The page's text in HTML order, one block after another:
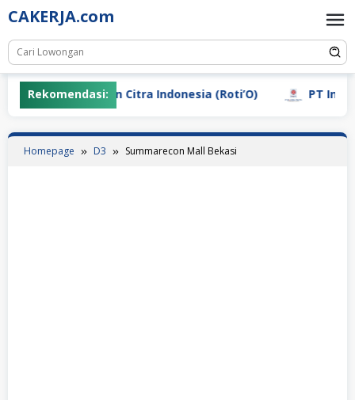
Skip
to
content
CAKERJA.com
Rekomendasi:
PT Sebastian Citra Indonesia (Roti’O) PT Indo
Homepage D3 Summarecon Mall Bekasi